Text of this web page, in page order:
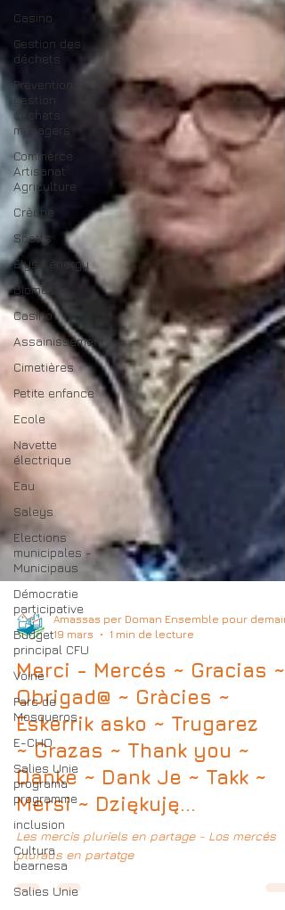
Casino
Gestion des
déchets
Prévention
gestion
déchets
ménagers
Commerce
Artisanat
Agriculture
Crèche
Scotts
Elyse energy
Biomasse
Casino
Assainissement
Cimetières
Petite enfance
Ecole
Navette
électrique
Eau
Saleys
Elections
municipales -
Municipaus
Démocratie
participative
Budget
principal CFU
Voirie
Parc de
Mosqueros
E-CHO
Salies Unie
programa
programme
inclusion
Cultura
bearnesa
Salies Unie
Amassas per Doman Ensemble pour demain
19 mars
Merci - Mercés ~ Gracias ~
Obrigad@ ~ Gràcies ~
Eskerrik asko ~ Trugarez
~ Grazas ~ Thank you ~
Danke ~ Dank Je ~ Takk ~
Mersi ~ Dziękuję...
Les mercis pluriels en partage - Los mercés